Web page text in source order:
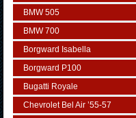
BMW 505
BMW 700
Borgward Isabella
Borgward P100
Bugatti Royale
Chevrolet Bel Air ’55-57